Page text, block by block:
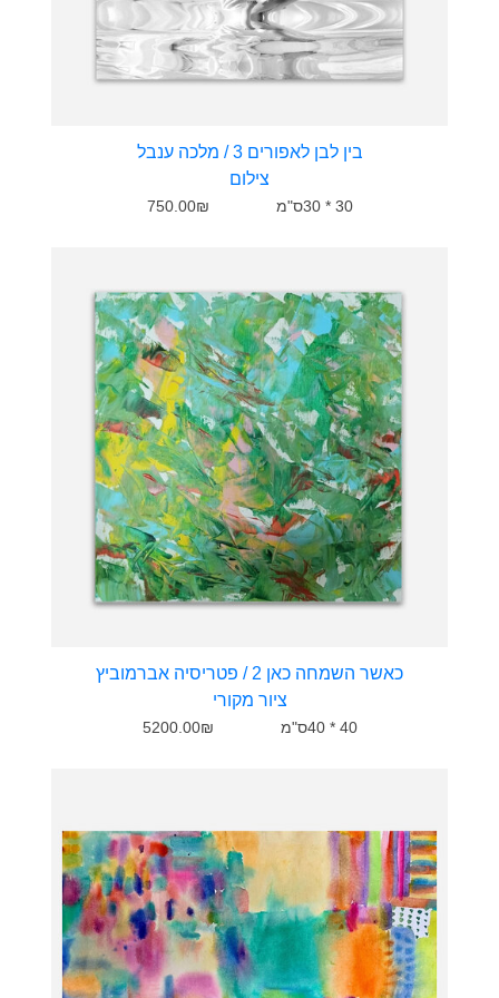
בין לבן לאפורים 3 / מלכה ענבל
צילום
30 * 30ס"מ 750.00₪
כאשר השמחה כאן 2 / פטריסיה אברמוביץ
ציור מקורי
40 * 40ס"מ 5200.00₪